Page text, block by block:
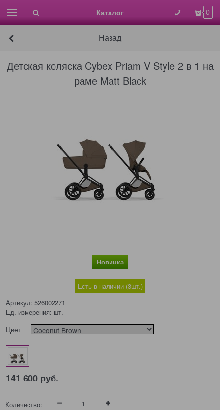
Каталог 0
Назад
Детская коляска Cybex Priam V Style 2 в 1 на
раме Matt Black
Новинка
Есть в наличии (3шт.)
Артикул: 526002271
Ед. измерения: шт.
Цвет
141 600 руб.
Количество: